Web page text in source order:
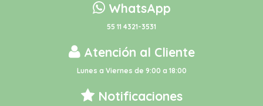
WhatsApp
55 11 4321-3531
Atención al Cliente
Lunes a Viernes de 9:00 a 18:00
Notificaciones